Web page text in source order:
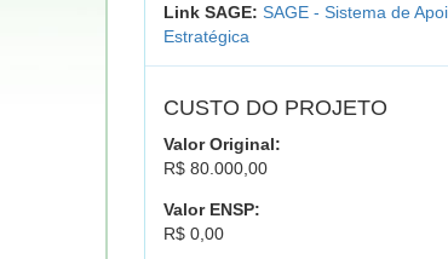
Link SAGE: SAGE - Sistema de
Estratégica
CUSTO DO PROJETO
Valor Original:
R$ 80.000,00
Valor ENSP:
R$ 0,00